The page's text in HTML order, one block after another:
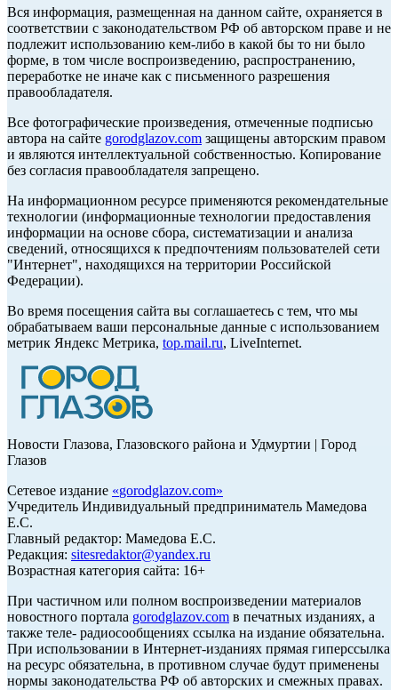
Вся информация, размещенная на данном сайте, охраняется в
соответствии с законодательством РФ об авторском праве и не
подлежит использованию кем-либо в какой бы то ни было
форме, в том числе воспроизведению, распространению,
переработке не иначе как с письменного разрешения
правообладателя.
Все фотографические произведения, отмеченные подписью
автора на сайте gorodglazov.com защищены авторским правом
и являются интеллектуальной собственностью. Копирование
без согласия правообладателя запрещено.
На информационном ресурсе применяются рекомендательные
технологии (информационные технологии предоставления
информации на основе сбора, систематизации и анализа
сведений, относящихся к предпочтениям пользователей сети
"Интернет", находящихся на территории Российской
Федерации).
Во время посещения сайта вы соглашаетесь с тем, что мы
обрабатываем ваши персональные данные с использованием
метрик Яндекс Метрика, top.mail.ru, LiveInternet.
Новости Глазова, Глазовского района и Удмуртии | Город
Глазов
Сетевое издание «gorodglazov.com»
Учредитель Индивидуальный предприниматель Мамедова
Е.С.
Главный редактор: Мамедова Е.С.
Редакция: sitesredaktor@yandex.ru
Возрастная категория сайта: 16+
При частичном или полном воспроизведении материалов
новостного портала gorodglazov.com в печатных изданиях, а
также теле- радиосообщениях ссылка на издание обязательна.
При использовании в Интернет-изданиях прямая гиперссылка
на ресурс обязательна, в противном случае будут применены
нормы законодательства РФ об авторских и смежных правах.